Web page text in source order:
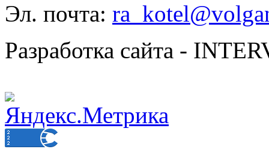
Эл. почта:
Разработка сайта -